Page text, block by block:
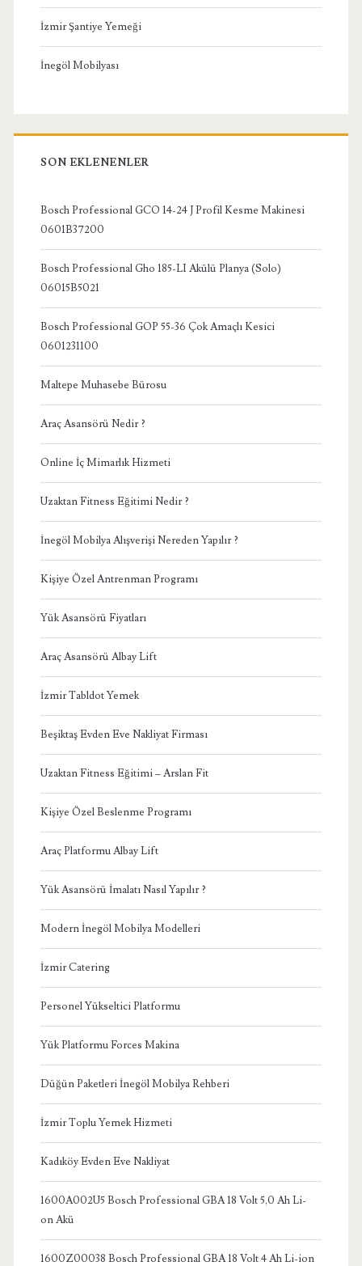
İzmir Şantiye Yemeği
İnegöl Mobilyası
SON EKLENENLER
Bosch Professional GCO 14-24 J Profil Kesme Makinesi
0601B37200
Bosch Professional Gho 185-LI Akülü Planya (Solo)
06015B5021
Bosch Professional GOP 55-36 Çok Amaçlı Kesici
0601231100
Maltepe Muhasebe Bürosu
Araç Asansörü Nedir ?
Online İç Mimarlık Hizmeti
Uzaktan Fitness Eğitimi Nedir ?
İnegöl Mobilya Alışverişi Nereden Yapılır ?
Kişiye Özel Antrenman Programı
Yük Asansörü Fiyatları
Araç Asansörü Albay Lift
İzmir Tabldot Yemek
Beşiktaş Evden Eve Nakliyat Firması
Uzaktan Fitness Eğitimi – Arslan Fit
Kişiye Özel Beslenme Programı
Araç Platformu Albay Lift
Yük Asansörü İmalatı Nasıl Yapılır ?
Modern İnegöl Mobilya Modelleri
İzmir Catering
Personel Yükseltici Platformu
Yük Platformu Forces Makina
Düğün Paketleri İnegöl Mobilya Rehberi
İzmir Toplu Yemek Hizmeti
Kadıköy Evden Eve Nakliyat
1600A002U5 Bosch Professional GBA 18 Volt 5,0 Ah Li-
on Akü
1600Z00038 Bosch Professional GBA 18 Volt 4 Ah Li-ion